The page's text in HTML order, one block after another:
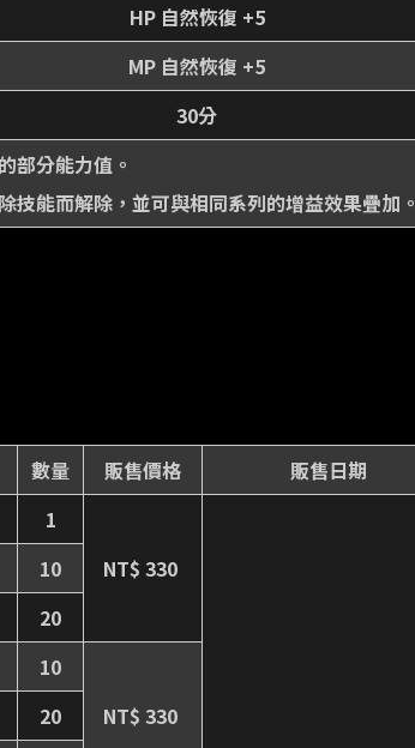
HP 自然恢復 +5
MP 自然恢復 +5
30分
部分能力值。
技能而解除，並可與相同系列的增益效果疊加。
數量 販售價格 販售日期
1
NT$ 330
10
20
10
NT$ 330
20